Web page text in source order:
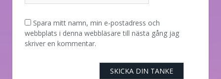
Spara mitt namn, min e-postadress och
webbplats i denna webbläsare till nästa gång jag
skriver en kommentar.